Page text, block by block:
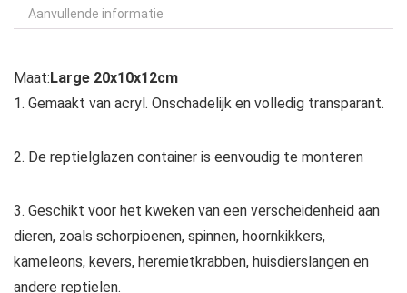
Aanvullende informatie
Maat:Large 20x10x12cm
1. Gemaakt van acryl. Onschadelijk en volledig transparant.
2. De reptielglazen container is eenvoudig te monteren
3. Geschikt voor het kweken van een verscheidenheid aan
dieren, zoals schorpioenen, spinnen, hoornkikkers,
kameleons, kevers, heremietkrabben, huisdierslangen en
andere reptielen.